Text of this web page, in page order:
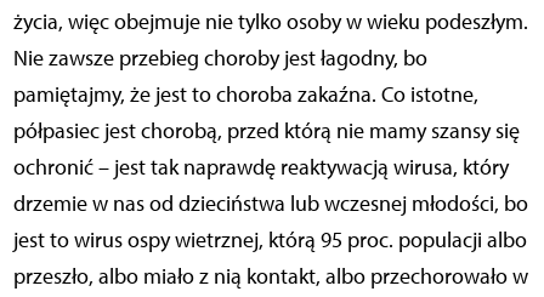
życia, więc obejmuje nie tylko osoby w wieku podeszłym.
Nie zawsze przebieg choroby jest łagodny, bo
pamiętajmy, że jest to choroba zakaźna. Co istotne,
półpasiec jest chorobą, przed którą nie mamy szansy się
ochronić – jest tak naprawdę reaktywacją wirusa, który
drzemie w nas od dzieciństwa lub wczesnej młodości, bo
jest to wirus ospy wietrznej, którą 95 proc. populacji albo
przeszło, albo miało z nią kontakt, albo przechorowało w